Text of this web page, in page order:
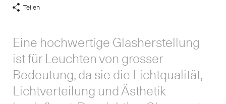
Teilen
Eine hochwertige Glasherstellung
ist für Leuchten von grosser
Bedeutung, da sie die Lichtqualität,
Lichtverteilung und Ästhetik